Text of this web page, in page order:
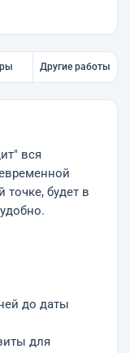
Другие работы
вся
точке, будет в
до даты
для